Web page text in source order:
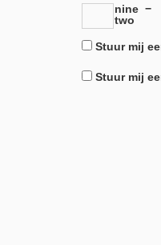
nine −
two
Stuur mij
Stuur mij